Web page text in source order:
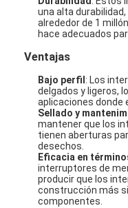
una alta
alrededor de 1
hace adecuados
Ventajas
Bajo perfil : Los
delgados y ligeros,
aplicaciones donde
Sellado y
mantener que los
tienen aberturas
desechos.
Eficacia en
interruptores de
producir que los
construcción más
componentes.